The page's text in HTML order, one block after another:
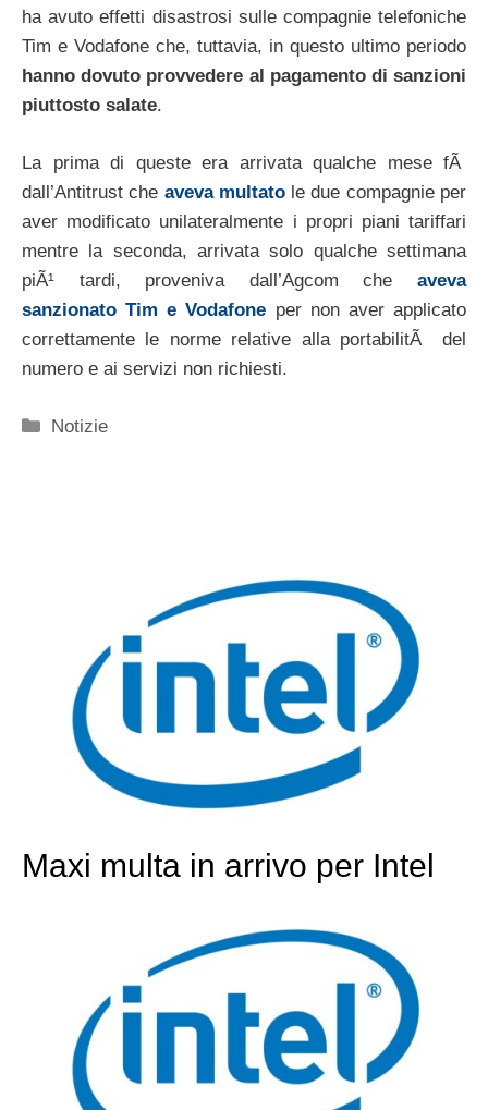
ha avuto effetti disastrosi sulle compagnie telefoniche
Tim e Vodafone che, tuttavia, in questo ultimo periodo
hanno dovuto provvedere al pagamento di sanzioni
piuttosto salate.
La prima di queste era arrivata qualche mese fÃ
dall’Antitrust che aveva multatole due compagnie per
aver modificato unilateralmente i propri piani tariffari
mentre la seconda, arrivata solo qualche settimana
piÃ¹ tardi, proveniva dall’Agcom che aveva
sanzionato Tim e Vodafone per non aver applicato
correttamente le norme relative alla portabilitÃ del
numero e ai servizi non richiesti.
Categorie
Notizie
Maxi multa in arrivo per Intel